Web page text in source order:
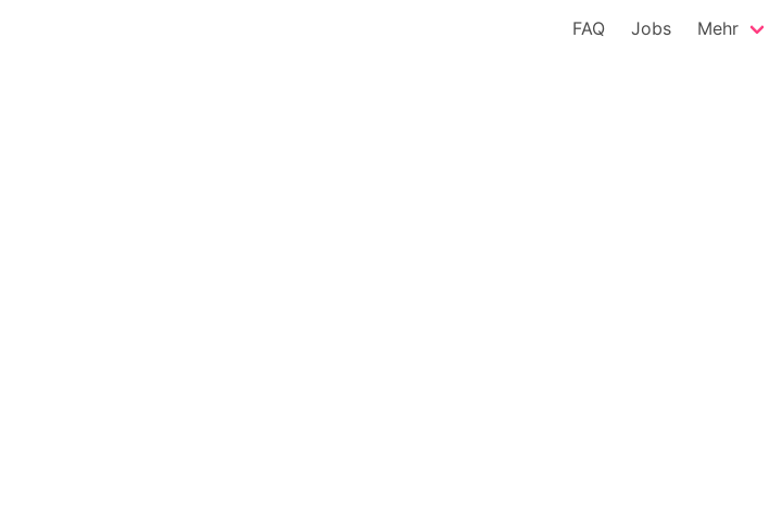
FAQ Jobs Mehr